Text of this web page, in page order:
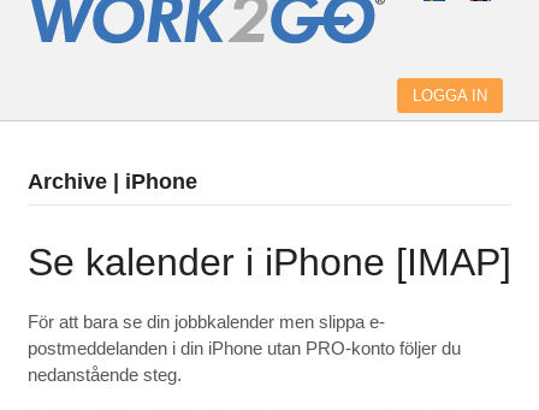
LOGGA IN
Archive | iPhone
Se kalender i iPhone [IMAP]
För att bara se din jobbkalender men slippa e-
postmeddelanden i din iPhone utan PRO-konto följer du
nedanstående steg.